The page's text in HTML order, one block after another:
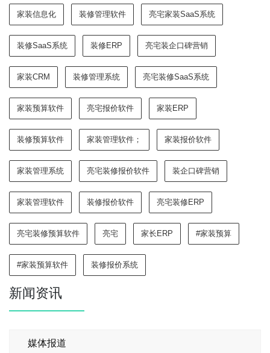
家装信息化 装修管理软件 亮宅家装SaaS系统
装修SaaS系统 装修ERP 亮宅装企口碑营销
家装CRM 装修管理系统 亮宅装修SaaS系统
家装预算软件 亮宅报价软件 家装ERP
装修预算软件 家装管理软件； 家装报价软件
家装管理系统 亮宅装修报价软件 装企口碑营销
家装管理软件 装修报价软件 亮宅装修ERP
亮宅装修预算软件 亮宅 家长ERP #家装预算
#家装预算软件 装修报价系统
新闻资讯
媒体报道